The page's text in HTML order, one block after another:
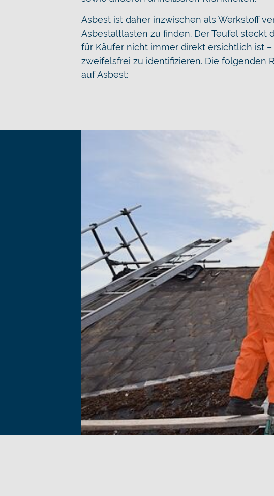
Asbest ist daher inzwischen als Werkstoff
Asbestaltlasten zu finden. Der Teufel steckt
für Käufer nicht immer direkt ersichtlich ist
zweifelsfrei zu identifizieren. Die folgenden
auf Asbest: